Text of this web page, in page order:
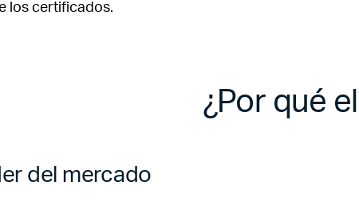
los certificados.
¿Por qué
del mercado